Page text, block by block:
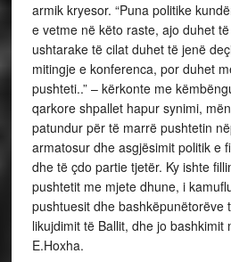
armik kryesor. “Puna politike
e vetme në këto raste, ajo duhet
ushtarake të cilat duhet të jenë
mitingje e konferenca, por duhet
pushteti..” – kërkonte me
qarkore shpallet hapur synimi,
patundur për të marrë pushtetin
armatosur dhe asgjësimit politik e
dhe të çdo partie tjetër. Ky ishte
pushtetit me mjete dhune, i
pushtuesit dhe bashkëpunëtorëve
likujdimit të Ballit, dhe jo bashkimit
E.Hoxha.